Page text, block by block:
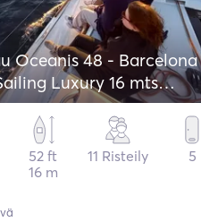
Oceanis 48 - Barcelona
Luxury 16 mts
52 ft
16 m
11 Risteily 5